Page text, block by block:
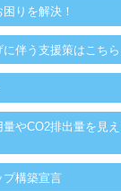
りを解決！
伴う支援策はこちら
量やCO2排出量を見
プ構築宣言